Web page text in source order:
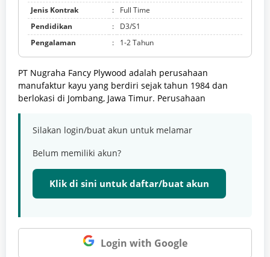
Jenis Kontrak
:
Full Time
Pendidikan
:
D3/S1
Pengalaman
: 1-2 Tahun
PT Nugraha Fancy Plywood adalah perusahaan
manufaktur kayu yang berdiri sejak tahun 1984 dan
berlokasi di Jombang, Jawa Timur. Perusahaan
Silakan login/buat akun untuk melamar
Belum memiliki akun?
Klik di sini untuk daftar/buat akun
Login with Google